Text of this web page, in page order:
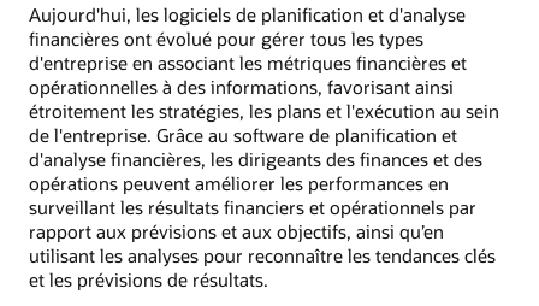
Aujourd'hui, les logiciels de planification et d'analyse
financières ont évolué pour gérer tous les types
d'entreprise en associant les métriques financières et
opérationnelles à des informations, favorisant ainsi
étroitement les stratégies, les plans et l'exécution au sein
de l'entreprise. Grâce au software de planification et
d'analyse financières, les dirigeants des finances et des
opérations peuvent améliorer les performances en
surveillant les résultats financiers et opérationnels par
rapport aux prévisions et aux objectifs, ainsi qu’en
utilisant les analyses pour reconnaître les tendances clés
et les prévisions de résultats.